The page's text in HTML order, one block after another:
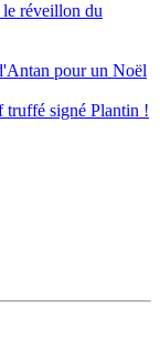
le réveillon du
pour un Noël
truffé signé Plantin !